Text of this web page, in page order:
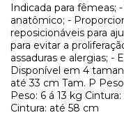
Indicada para fêmeas;
anatômico; -
reposicionáveis para
para evitar a
assaduras e alergias;
Disponível em 4
até 33 cm Tam. P
Peso: 6 á 13 kg
Cintura: até 58 cm